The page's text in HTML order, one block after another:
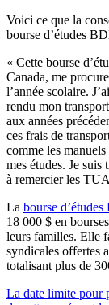
Voici ce que la
bourse d’études
« Cette bourse
Canada, me
l’année scolaire.
rendu mon
aux années
ces frais de
comme les
mes études. Je suis
à remercier les
La bourse
18 000 $ en
leurs familles. Elle
syndicales offertes
totalisant plus de
La date limite pour